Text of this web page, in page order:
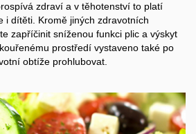
zdraví a v těhotenství to platí
i dítěti. Kromě jiných zdravotních
zapříčinit sníženou funkci plic a výskyt
prostředí vystaveno také po
obtíže prohlubovat.